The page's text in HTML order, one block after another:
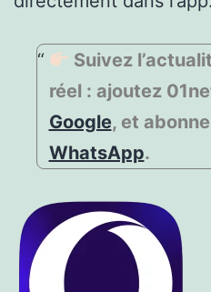
Suivez
réel : ajoutez
Google, et
WhatsApp.